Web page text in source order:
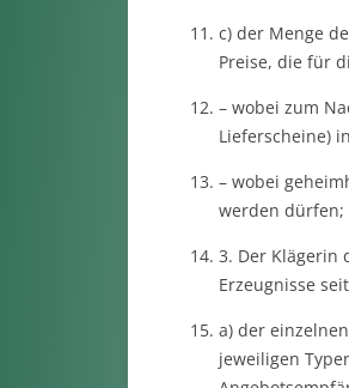
c) der Menge
Preise, die für
– wobei zum
Lieferscheine)
– wobei
werden dürfen;
3. Der Klägerin
Erzeugnisse
a) der
jeweiligen